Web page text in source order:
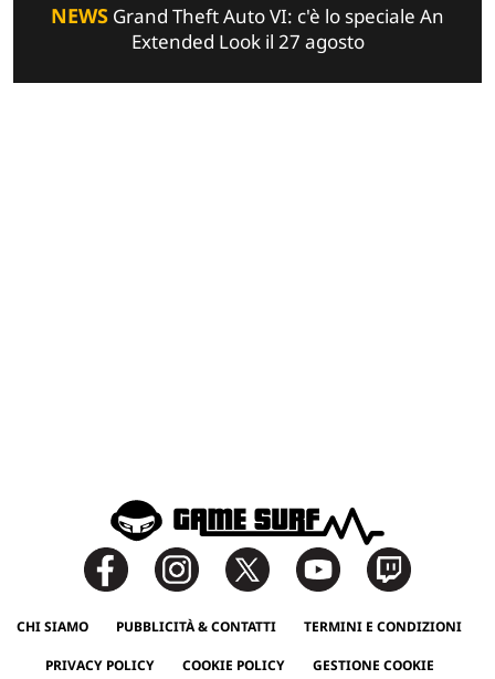
NEWS Grand Theft Auto VI: c'è lo speciale An
Extended Look il 27 agosto
CHI SIAMO PUBBLICITÀ & CONTATTI TERMINI E CONDIZIONI
PRIVACY POLICY COOKIE POLICY GESTIONE COOKIE